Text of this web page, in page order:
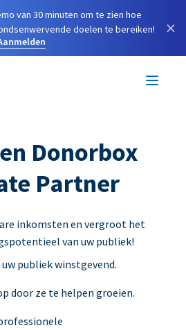
van 30 minuten om te zien hoe
doelen te bereiken!
×
Donorbox
Partner
inkomsten en vergroot het
van uw publiek!
publiek winstgevend.
door ze te helpen groeien.